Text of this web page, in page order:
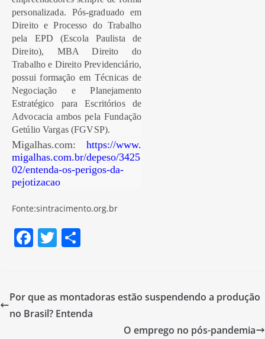
personalizada. Pós-graduado em
Direito e Processo do Trabalho
pela EPD (Escola Paulista de
Direito), MBA Direito do
Trabalho e Direito Previdenciário,
possui formação em Técnicas de
Negociação e Planejamento
Estratégico para Escritórios de
Advocacia ambos pela Fundação
Getúlio Vargas (FGVSP).
Migalhas.com:https://www.
migalhas.com.br/depeso/3425
02/entenda-os-perigos-da-
pejotizacao
Fonte:sintracimento.org.br
F
e
b
T
er e
Por que as montadoras estão suspendendo a produção
no Brasil? Entenda
O emprego no pós-pandemia